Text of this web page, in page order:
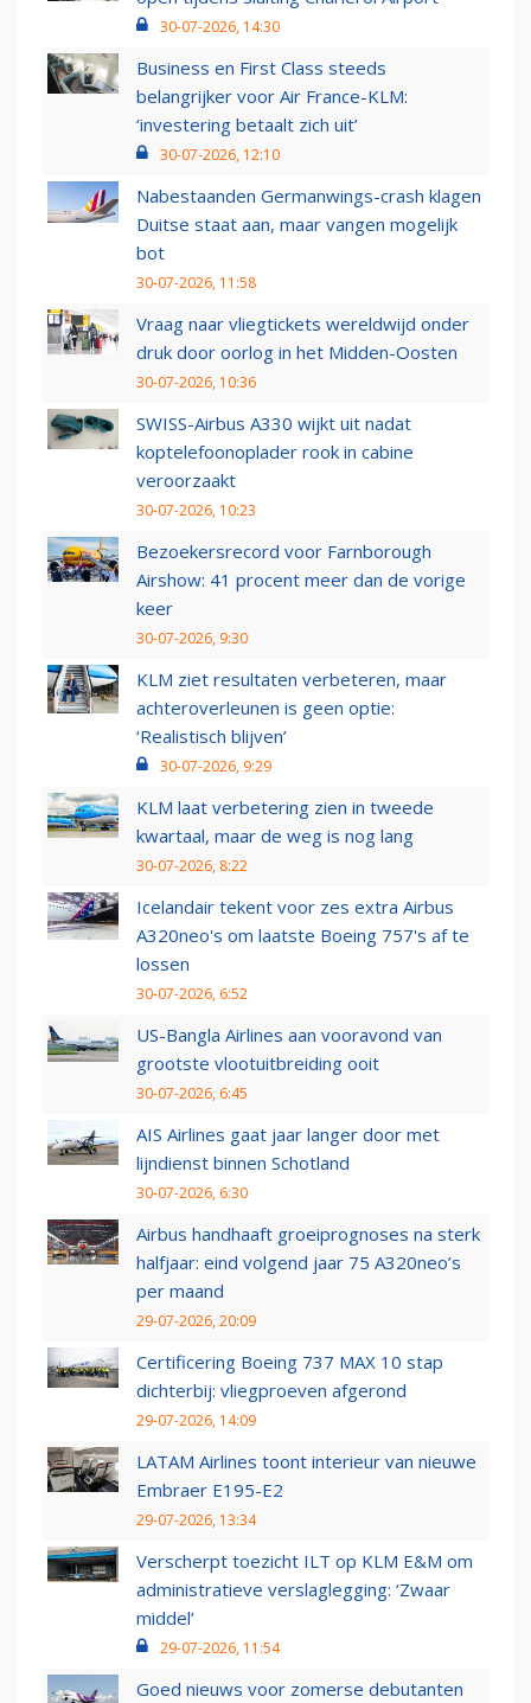
30-07-2026, 14:30
Business en First Class steeds
belangrijker voor Air France-KLM:
‘investering betaalt zich uit’
30-07-2026, 12:10
Nabestaanden Germanwings-crash klagen
Duitse staat aan, maar vangen mogelijk
bot
30-07-2026, 11:58
Vraag naar vliegtickets wereldwijd onder
druk door oorlog in het Midden-Oosten
30-07-2026, 10:36
SWISS-Airbus A330 wijkt uit nadat
koptelefoonoplader rook in cabine
veroorzaakt
30-07-2026, 10:23
Bezoekersrecord voor Farnborough
Airshow: 41 procent meer dan de vorige
keer
30-07-2026, 9:30
KLM ziet resultaten verbeteren, maar
achteroverleunen is geen optie:
‘Realistisch blijven’
30-07-2026, 9:29
KLM laat verbetering zien in tweede
kwartaal, maar de weg is nog lang
30-07-2026, 8:22
Icelandair tekent voor zes extra Airbus
A320neo's om laatste Boeing 757's af te
lossen
30-07-2026, 6:52
US-Bangla Airlines aan vooravond van
grootste vlootuitbreiding ooit
30-07-2026, 6:45
AIS Airlines gaat jaar langer door met
lijndienst binnen Schotland
30-07-2026, 6:30
Airbus handhaaft groeiprognoses na sterk
halfjaar: eind volgend jaar 75 A320neo’s
per maand
29-07-2026, 20:09
Certificering Boeing 737 MAX 10 stap
dichterbij: vliegproeven afgerond
29-07-2026, 14:09
LATAM Airlines toont interieur van nieuwe
Embraer E195-E2
29-07-2026, 13:34
Verscherpt toezicht ILT op KLM E&M om
administratieve verslaglegging: ‘Zwaar
middel’
29-07-2026, 11:54
Goed nieuws voor zomerse debutanten